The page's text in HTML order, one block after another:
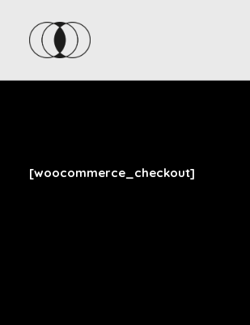
[woocommerce_checkout]